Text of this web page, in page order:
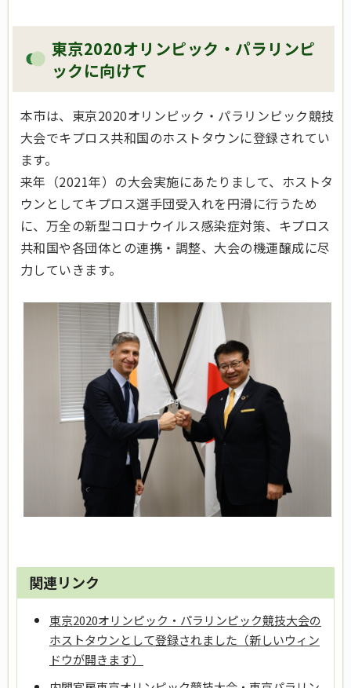
東京2020オリンピック・パラリンピ
ックに向けて
本市は、東京2020オリンピック・パラリンピック競技
大会でキプロス共和国のホストタウンに登録されてい
ます。
来年（2021年）の大会実施にあたりまして、ホストタ
ウンとしてキプロス選手団受入れを円滑に行うため
に、万全の新型コロナウイルス感染症対策、キプロス
共和国や各団体との連携・調整、大会の機運醸成に尽
力していきます。
関連リンク
東京2020オリンピック・パラリンピック競技大会の
ホストタウンとして登録されました（新しいウィン
ドウが開きます）